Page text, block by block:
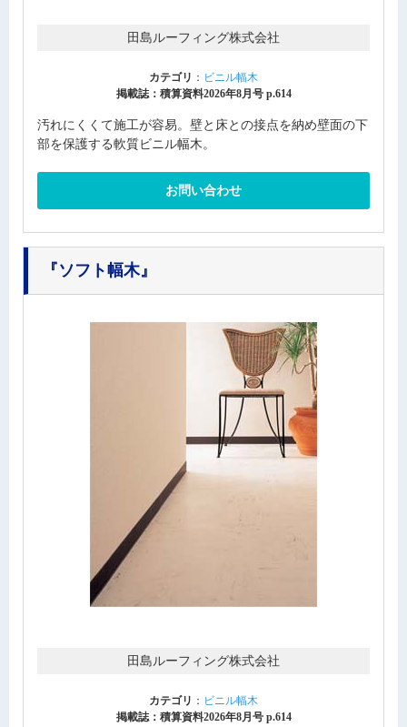
田島ルーフィング株式会社
カテゴリ ： ビニル幅木
掲載誌：積算資料2026年8月号 p.614
汚れにくくて施工が容易。壁と床との接点を納め壁面の下
部を保護する軟質ビニル幅木。
お問い合わせ
『ソフト幅木』
田島ルーフィング株式会社
カテゴリ ： ビニル幅木
掲載誌：積算資料2026年8月号 p.614